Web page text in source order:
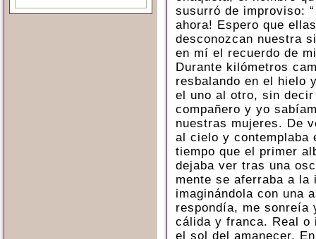
susurró de improviso:
ahora! Espero que
desconozcan nuestra
en mí el recuerdo de
Durante kilómetros
resbalando en el hielo
el uno al otro, sin
compañero y yo
nuestras mujeres. De
al cielo y
tiempo que el primer
dejaba ver tras una
mente se aferraba a la
imaginándola con una
respondía, me sonreía
cálida y franca. Real o
el sol del amanecer.